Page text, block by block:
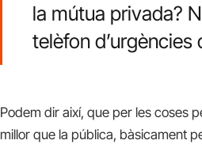
la mútua privada?
telèfon
Podem dir així, que per les coses
millor que la pública, bàsicament